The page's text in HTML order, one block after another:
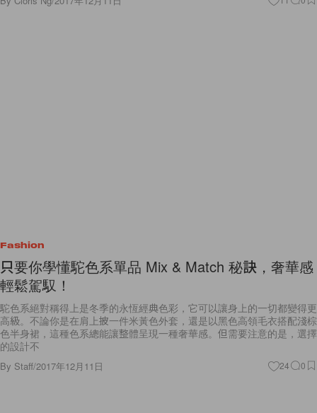
Fashion
只要你學懂駝色系單品 Mix & Match 秘訣，奢華感
輕鬆駕馭！
駝色系絕對稱得上是冬季的永恆經典色彩，它可以讓身上的一切都變得更
高級。不論你是在肩上披一件米黃色外套，還是以黑色高領毛衣搭配淺棕
色半身裙，這種色系總能讓整體呈現一種奢華感。但需要注意的是，選擇
的設計不
By Staff/2017年12月11日 24 0